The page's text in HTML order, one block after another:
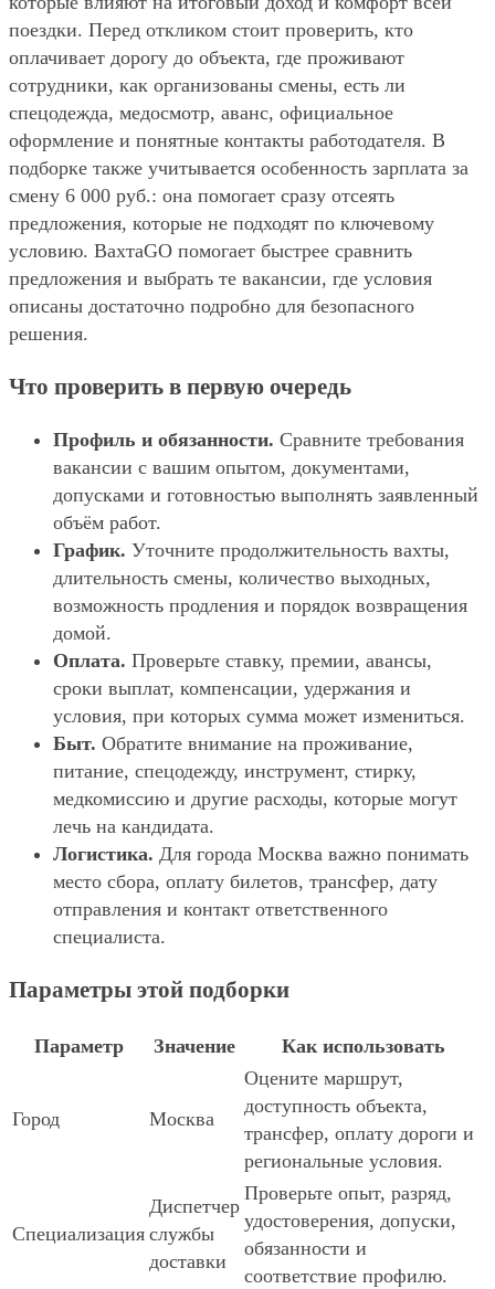
поездки. Перед откликом стоит проверить, кто
оплачивает дорогу до объекта, где проживают
сотрудники, как организованы смены, есть ли
спецодежда, медосмотр, аванс, официальное
оформление и понятные контакты работодателя. В
подборке также учитывается особенность зарплата за
смену 6 000 руб.: она помогает сразу отсеять
предложения, которые не подходят по ключевому
условию. ВахтаGO помогает быстрее сравнить
предложения и выбрать те вакансии, где условия
описаны достаточно подробно для безопасного
решения.
Что проверить в первую очередь
Профиль и обязанности. Сравните требования
вакансии с вашим опытом, документами,
допусками и готовностью выполнять заявленный
объём работ.
График. Уточните продолжительность вахты,
длительность смены, количество выходных,
возможность продления и порядок возвращения
домой.
Оплата. Проверьте ставку, премии, авансы,
сроки выплат, компенсации, удержания и
условия, при которых сумма может измениться.
Быт. Обратите внимание на проживание,
питание, спецодежду, инструмент, стирку,
медкомиссию и другие расходы, которые могут
лечь на кандидата.
Логистика. Для города Москва важно понимать
место сбора, оплату билетов, трансфер, дату
отправления и контакт ответственного
специалиста.
Параметры этой подборки
Параметр Значение Как использовать
Город Москва
Оцените маршрут,
доступность объекта,
трансфер, оплату дороги и
региональные условия.
Специализация
Диспетчер
службы
доставки
Проверьте опыт, разряд,
удостоверения, допуски,
обязанности и
соответствие профилю.